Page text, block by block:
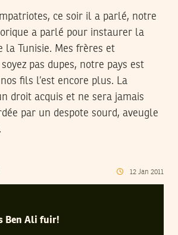
ce soir il a parlé, notre
a parlé pour instaurer la
la Tunisie. Mes frères et
pas dupes, notre pays est
fils l’est encore plus. La
droit acquis et ne sera jamais
par un despote sourd, aveugle
12 Jan 2011
Ben Ali fuir!